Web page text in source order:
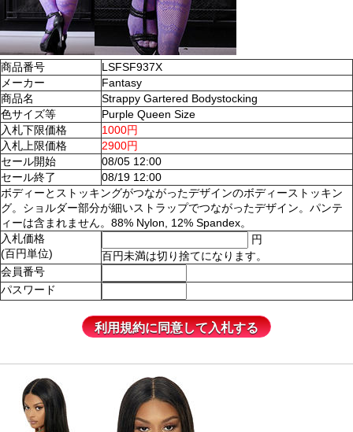
商品番号
LSFSF937X
メーカー
Fantasy
商品名
Strappy Gartered Bodystocking
色サイズ等
Purple Queen Size
入札下限価格
1000円
入札上限価格
2900円
セール開始
08/05 12:00
セール終了
08/19 12:00
ボディーとストッキングがつながったデザインのボディーストッキン
グ。ショルダー部分が細いストラップでつながったデザイン。パンテ
ィーは含まれません。88% Nylon, 12% Spandex。
入札価格
(百円単位)
円
百円未満は切り捨てになります。
会員番号
パスワード